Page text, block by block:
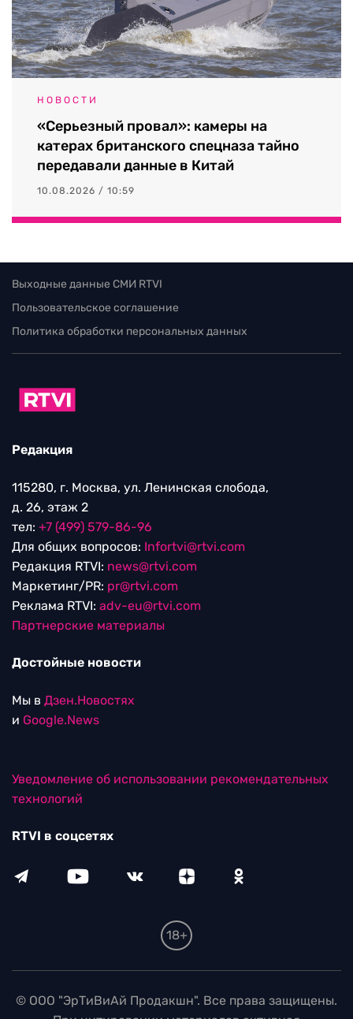
НОВОСТИ
«Серьезный провал»: камеры на
катерах британского спецназа тайно
передавали данные в Китай
10.08.2026 / 10:59
Выходные данные СМИ RTVI
Пользовательское соглашение
Политика обработки персональных данных
Редакция
115280, г. Москва, ул. Ленинская слобода,
д. 26, этаж 2
тел: +7 (499) 579-86-96
Для общих вопросов: Infortvi@rtvi.com
Редакция RTVI: news@rtvi.com
Маркетинг/PR: pr@rtvi.com
Реклама RTVI: adv-eu@rtvi.com
Партнерские материалы
Достойные новости
Мы в Дзен.Новостях
и Google.News
Уведомление об использовании рекомендательных
технологий
RTVI в соцсетях
18+
© ООО "ЭрТиВиАй Продакшн". Все права защищены.